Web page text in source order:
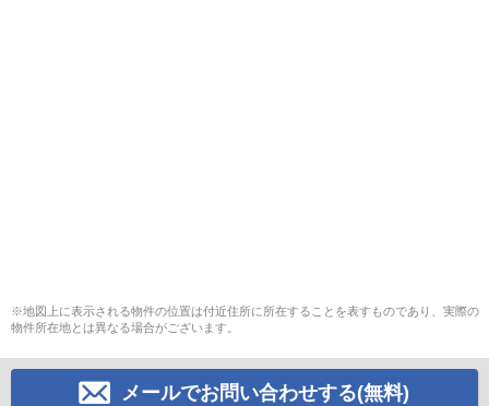
※地図上に表示される物件の位置は付近住所に所在することを表すものであり、実際の
物件所在地とは異なる場合がございます。
メールでお問い合わせする(無料)